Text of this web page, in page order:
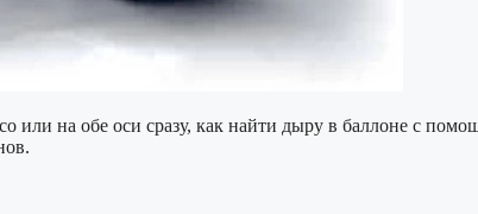
или на обе оси сразу, как найти дыру в баллоне с